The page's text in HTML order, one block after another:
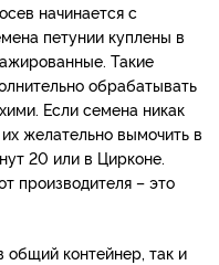
начинается с
петунии куплены в
Такие
обрабатывать
Если семена никак
желательно вымочить в
20 или в Цирконе.
производителя – это
общий контейнер, так и